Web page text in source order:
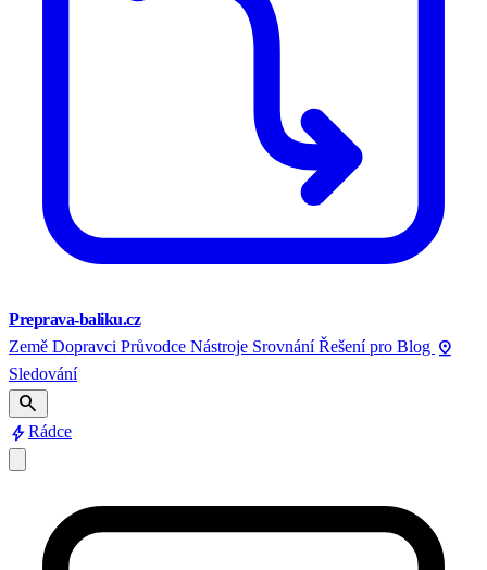
Preprava-baliku.cz
Země Dopravci Průvodce Nástroje Srovnání Řešení pro Blog pin_drop
Sledování
search
boltRádce